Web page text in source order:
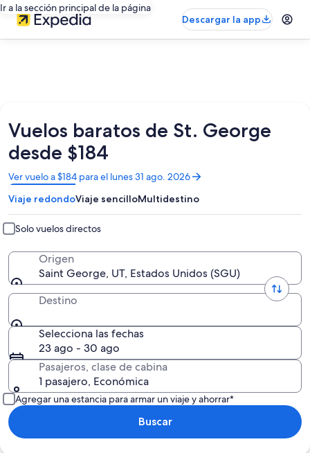
Ir a la sección principal de la página
Descargar la app
Vuelos baratos de St. George
desde $184
Ver vuelo a $184 para el lunes 31 ago. 2026
Se
abrirá
en
una
nueva
ventana
Viaje redondoViaje sencilloMultidestino
Solo vuelos directos
Origen
Saint George, UT, Estados Unidos (SGU)
Destino
Selecciona las fechas
23 ago - 30 ago
Pasajeros, clase de cabina
1 pasajero, Económica
Agregar una estancia para armar un viaje y ahorrar*
Buscar